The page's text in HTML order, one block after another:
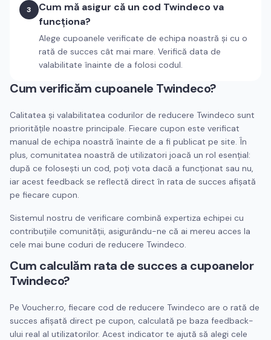
3
Cum mă asigur că un cod Twindeco va
funcționa?
Alege cupoanele verificate de echipa noastră și cu o
rată de succes cât mai mare. Verifică data de
valabilitate înainte de a folosi codul.
Cum verificăm cupoanele Twindeco?
Calitatea și valabilitatea codurilor de reducere Twindeco sunt
prioritățile noastre principale. Fiecare cupon este verificat
manual de echipa noastră înainte de a fi publicat pe site. În
plus, comunitatea noastră de utilizatori joacă un rol esențial:
după ce folosești un cod, poți vota dacă a funcționat sau nu,
iar acest feedback se reflectă direct în rata de succes afișată
pe fiecare cupon.
Sistemul nostru de verificare combină expertiza echipei cu
contribuțiile comunității, asigurându-ne că ai mereu acces la
cele mai bune coduri de reducere Twindeco.
Cum calculăm rata de succes a cupoanelor
Twindeco?
Pe Voucher.ro, fiecare cod de reducere Twindeco are o rată de
succes afișată direct pe cupon, calculată pe baza feedback-
ului real al utilizatorilor. Acest indicator te ajută să alegi cele